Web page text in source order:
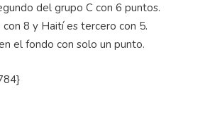
del grupo C con 6 puntos.
8 y Haití es tercero con 5.
el fondo con solo un punto.